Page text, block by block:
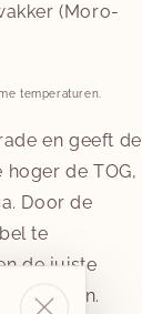
(Moro-
temperaturen.
en geeft de
de TOG,
Door de
te
de juiste
te kiezen.